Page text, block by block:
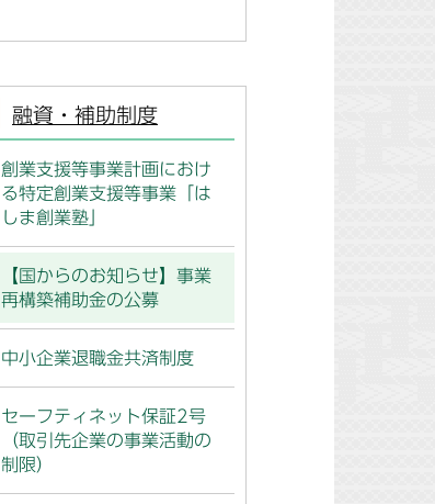
融資・補助制度
創業支援等事業計画におけ
る特定創業支援等事業「は
しま創業塾」
【国からのお知らせ】事業
再構築補助金の公募
中小企業退職金共済制度
セーフティネット保証2号
（取引先企業の事業活動の
制限）